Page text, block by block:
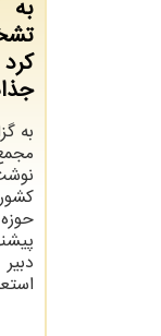
به
به